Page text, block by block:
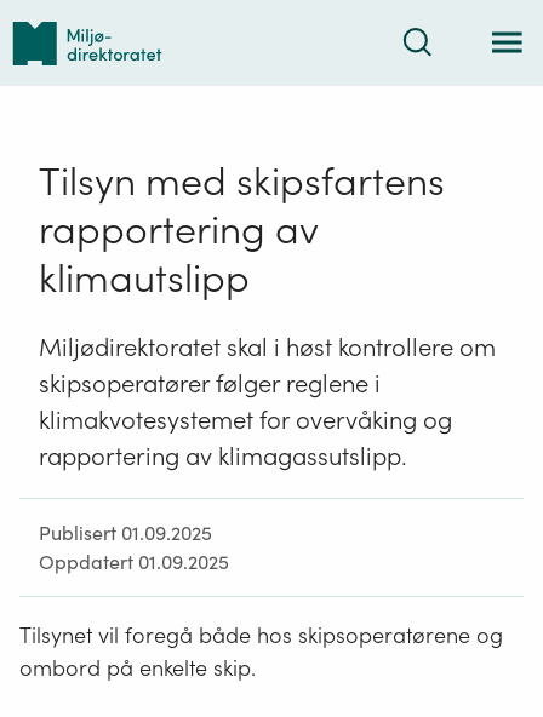
Tilbake
forsiden
Søk
Tilsyn med skipsfartens
rapportering av
klimautslipp
Miljødirektoratet skal i høst kontrollere om
skipsoperatører følger reglene i
klimakvotesystemet for overvåking og
rapportering av klimagassutslipp.
Publisert 01.09.2025
Oppdatert 01.09.2025
Tilsynet vil foregå både hos skipsoperatørene og
ombord på enkelte skip.